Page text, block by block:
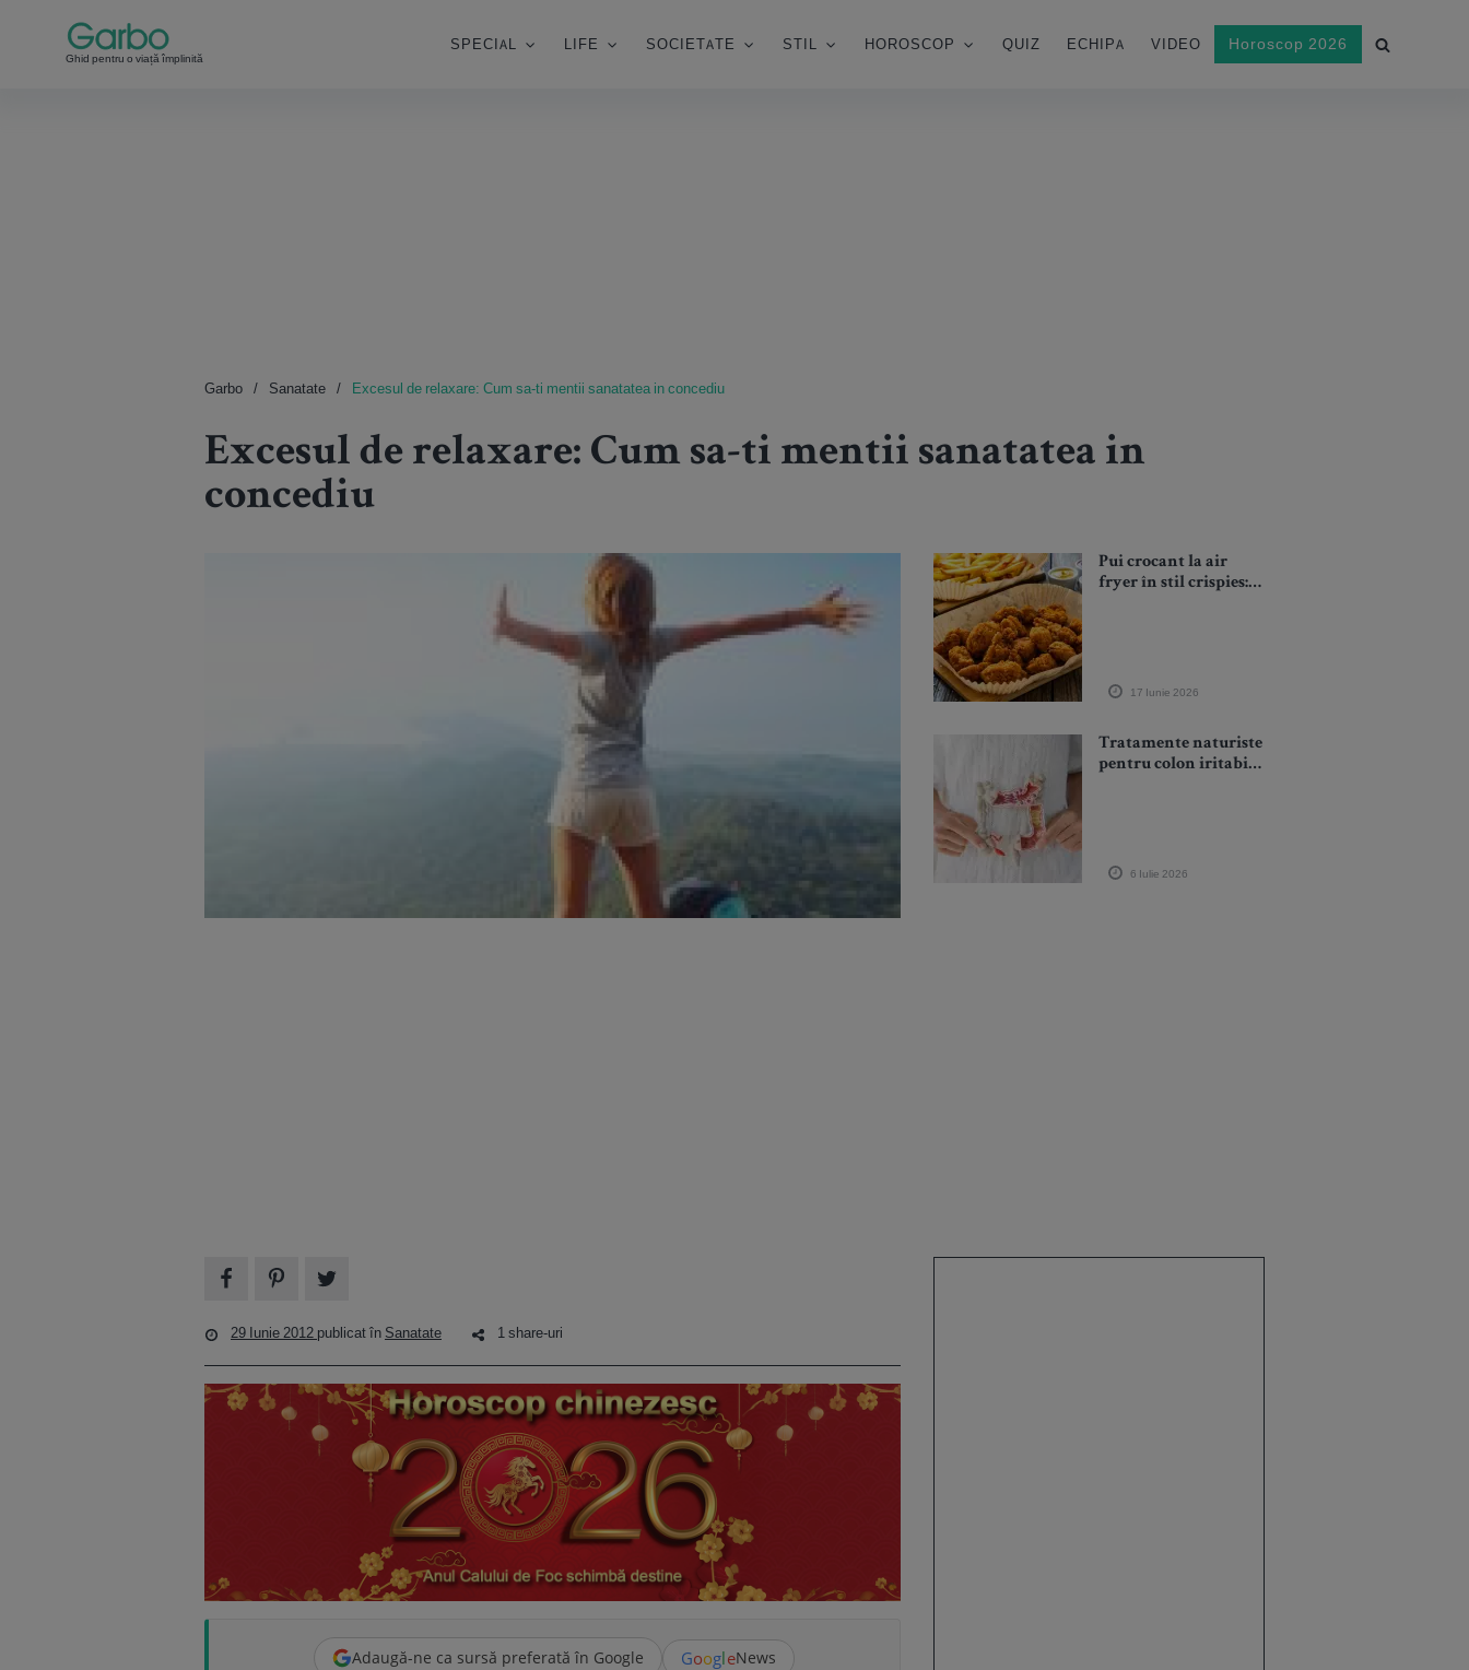
Ghid pentru o viață împlinită
SPECIAL LIFE SOCIETATE STIL HOROSCOP QUIZ ECHIPA VIDEO Horoscop 2026
Garbo Sanatate Excesul de relaxare: Cum sa-ti mentii sanatatea in concediu
Excesul de relaxare: Cum sa-ti mentii sanatatea in
concediu
Pui crocant la air
fryer în stil crispies:
17 Iunie 2026
Tratamente naturiste
pentru colon iritabil:
6 Iulie 2026
29 Iunie 2012 publicat în Sanatate 1 share-uri
Adaugă-ne ca sursă preferată în Google GoogleNews